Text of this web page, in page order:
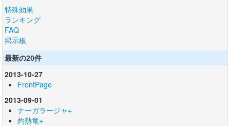
特殊効果
ランキング
FAQ
掲示板
最新の20件
2013-10-27
FrontPage
2013-09-01
ナーガラージャ+
灼熱竜+